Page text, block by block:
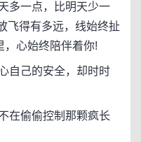
一点，比明天少一
飞得有多远，线始终扯
，心始终陪伴着你!
己的安全，却时时
偷偷控制那颗疯长